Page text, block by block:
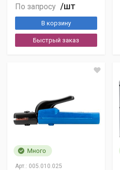
По запросу /шт
В корзину
Быстрый заказ
Много
Арт.: 005.010.025